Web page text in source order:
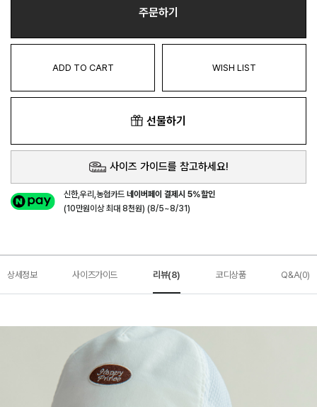
주문하기
ADD TO CART WISH LIST
선물하기
사이즈 가이드를 참고하세요!
신한,우리,농협카드네이버페이 결제시 5%할인
(10만원이상 최대 8천원) (8/5~8/31)
상세정보 사이즈가이드 리뷰(8) 코디상품 Q&A(0)